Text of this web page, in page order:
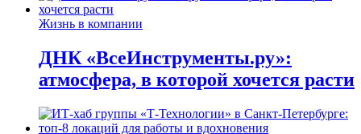
Жизнь в компании
ДНК «ВсеИнструменты.ру»:
атмосфера, в которой хочется расти